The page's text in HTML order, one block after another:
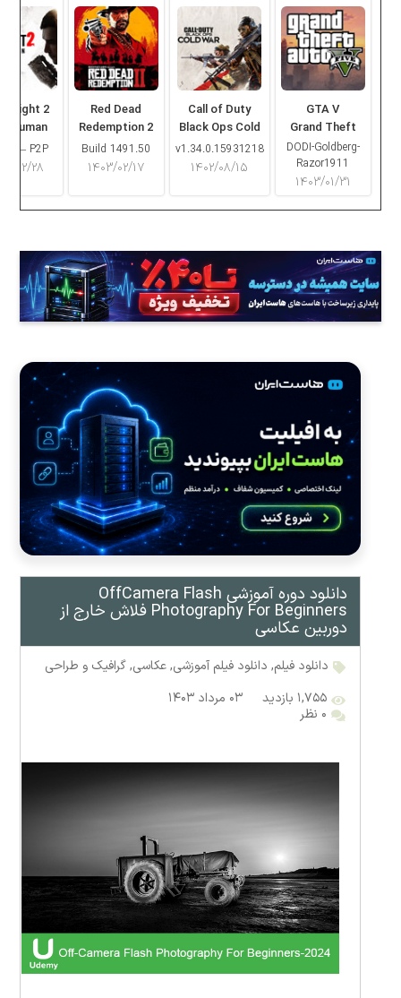
GTA V
Grand Theft
Auto V
DODI-Goldberg-
Razor1911
۱۴۰۳/۰۱/۳۱
Call of Duty
Black Ops Cold
War
v1.34.0.15931218
۱۴۰۲/۰۸/۱۵
Red Dead
Redemption 2
Build 1491.50
۱۴۰۳/۰۲/۱۷
Light 2
Human
– P2P
۱۴۰۳/
دانلود دوره آموزشی OffCamera Flash
Photography For Beginners فلاش خارج از
دوربین عکاسی
دانلود فیلم, دانلود فیلم آموزشی,عکاسی,گرافیک و طراحی
۱,۷۵۵ بازدید
۰۳ مرداد ۱۴۰۳
۰ نظر